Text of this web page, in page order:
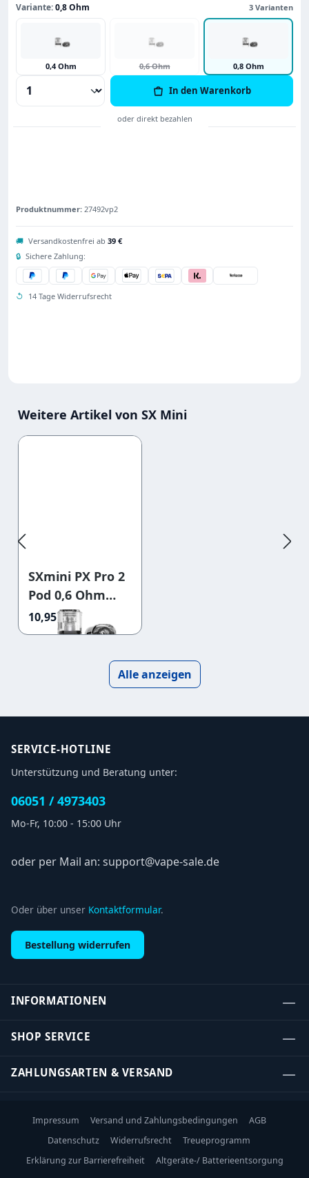
Variante:0,8 Ohm 3 Varianten
0,4 Ohm 0,6 Ohm 0,8 Ohm
Produkt Anzahl: Gib den gewünschten
In den Warenkorb
Produktnummer: 27492vp2
🚚 Versandkostenfrei ab 39 €
🔒 Sichere Zahlung:
↺ 14 Tage Widerrufsrecht
Weitere Artikel von SX Mini
Produktgalerie überspringen
SXmini PX Pro 2
Pod 0,6 Ohm
(Puremax V2)
10,95 €
Alle anzeigen
SERVICE-HOTLINE
Unterstützung und Beratung unter:
06051 / 4973403
Mo-Fr, 10:00 - 15:00 Uhr
oder per Mail an: support@vape-sale.de
Oder über unser Kontaktformular.
Bestellung widerrufen
INFORMATIONEN
SHOP SERVICE
ZAHLUNGSARTEN & VERSAND
Impressum Versand und Zahlungsbedingungen
AGB
Datenschutz
Widerrufsrecht
Treueprogramm
Erklärung zur Barrierefreiheit
Altgeräte-/ Batterieentsorgung